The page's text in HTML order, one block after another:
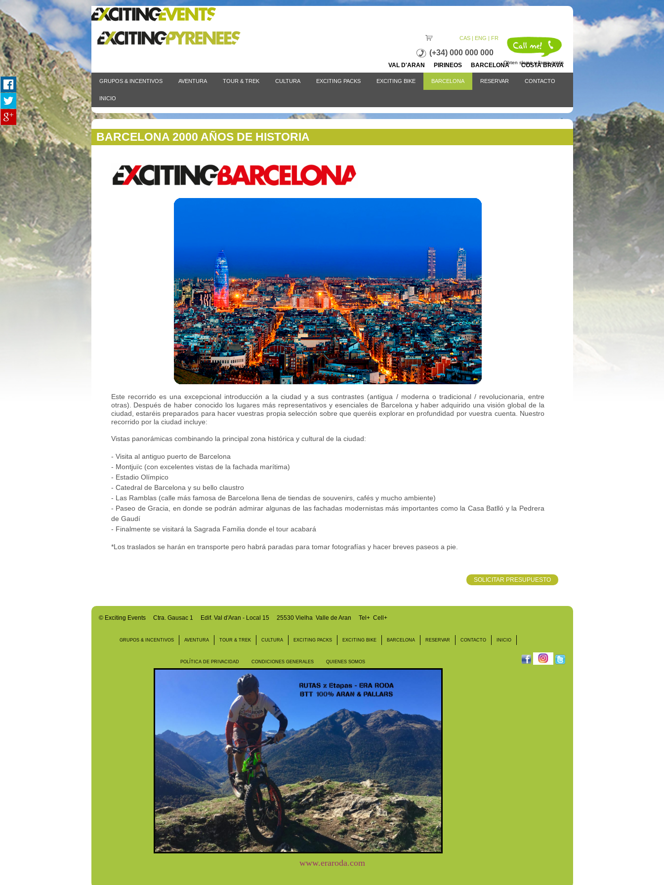
Jump to navigation
Obten skype y llama gratis
CAS | ENG | FR
(+34) 000 000 000
VAL D'ARAN PIRINEOS BARCELONA COSTA BRAVA
GRUPOS & INCENTIVOS AVENTURA TOUR & TREK CULTURA EXCITING PACKS EXCITING BIKE BARCELONA RESERVAR CONTACTO
INICIO
BARCELONA 2000 AÑOS DE HISTORIA
Este recorrido es una excepcional introducción a la ciudad y a sus contrastes (antigua / moderna o tradicional / revolucionaria, entre
otras). Después de haber conocido los lugares más representativos y esenciales de Barcelona y haber adquirido una visión global de la
ciudad, estaréis preparados para hacer vuestras propia selección sobre que queréis explorar en profundidad por vuestra cuenta. Nuestro
recorrido por la ciudad incluye:
Vistas panorámicas combinando la principal zona histórica y cultural de la ciudad:
- Visita al antiguo puerto de Barcelona
- Montjuïc (con excelentes vistas de la fachada marítima)
- Estadio Olímpico
- Catedral de Barcelona y su bello claustro
- Las Ramblas (calle más famosa de Barcelona llena de tiendas de souvenirs, cafés y mucho ambiente)
- Paseo de Gracia, en donde se podrán admirar algunas de las fachadas modernistas más importantes como la Casa Batlló y la Pedrera
de Gaudí
- Finalmente se visitará la Sagrada Familia donde el tour acabará
*Los traslados se harán en transporte pero habrá paradas para tomar fotografías y hacer breves paseos a pie.
SOLICITAR PRESUPUESTO
©Exciting Events Ctra. Gausac 1 Edif. Val d'Aran - Local 15 25530 Vielha Valle de Aran Tel+ Cell+
GRUPOS & INCENTIVOS AVENTURA TOUR & TREK CULTURA EXCITING PACKS EXCITING BIKE BARCELONA RESERVAR CONTACTO INICIO
POLÍTICA DE PRIVACIDAD CONDICIONES GENERALES QUIENES SOMOS
www.eraroda.com